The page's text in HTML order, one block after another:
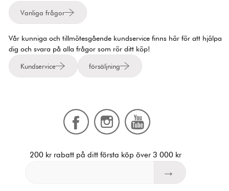
Vanliga frågor
Vår kunniga och tillmötesgående kundservice finns här för att hjälpa
dig och svara på alla frågor som rör ditt köp!
Kundservice försäljning
200 kr rabatt på ditt första köp över 3 000 kr